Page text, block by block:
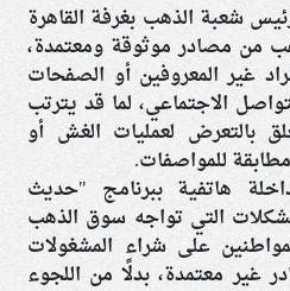
شعبة الذهب بغرفة القاهرة
من مصادر موثوقة ومعتمدة،
غير المعروفين أو الصفحات
الاجتماعي، لما قد يترتب
بالتعرض لعمليات الغش أو
للمواصفات.
هاتفية ببرنامج "حديث
التي تواجه سوق الذهب
على شراء المشغولات
غير معتمدة، بدلًا من اللجوء